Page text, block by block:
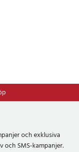
och exklusiva
SMS-kampanjer.